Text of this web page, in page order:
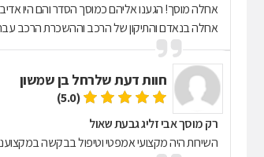
אחלה מוסך! הגענו אליהם כמוסך הסדר והם היו
אחלה בנאדם והתיקון של הרכב וההשכרת הרכב
חוות דעת שלרחל בן שמשון
(5.0)
רק מוסך אבי זליג גבעת שאול
השירות היה מקצועי אמפטי וטיפול בבקשה